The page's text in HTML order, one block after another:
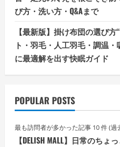
び方・洗い方・Q&Aまで
【最新版】掛け布団の選び
ト・羽毛・人工羽毛・調温
に最適解を出す快眠ガイド
POPULAR POSTS
最も訪問者が多かった記事 10 件 (過
【DELISH MALL】日常のち